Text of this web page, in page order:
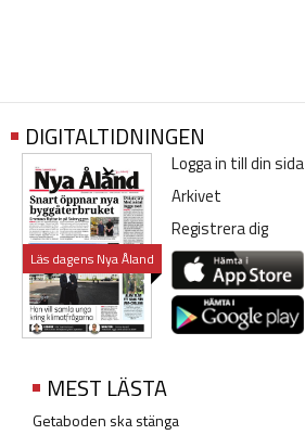
DIGITALTIDNINGEN
Läs dagens Nya Åland
Logga in till din sida
Arkivet
Registrera dig
MEST LÄSTA
Getaboden ska stänga